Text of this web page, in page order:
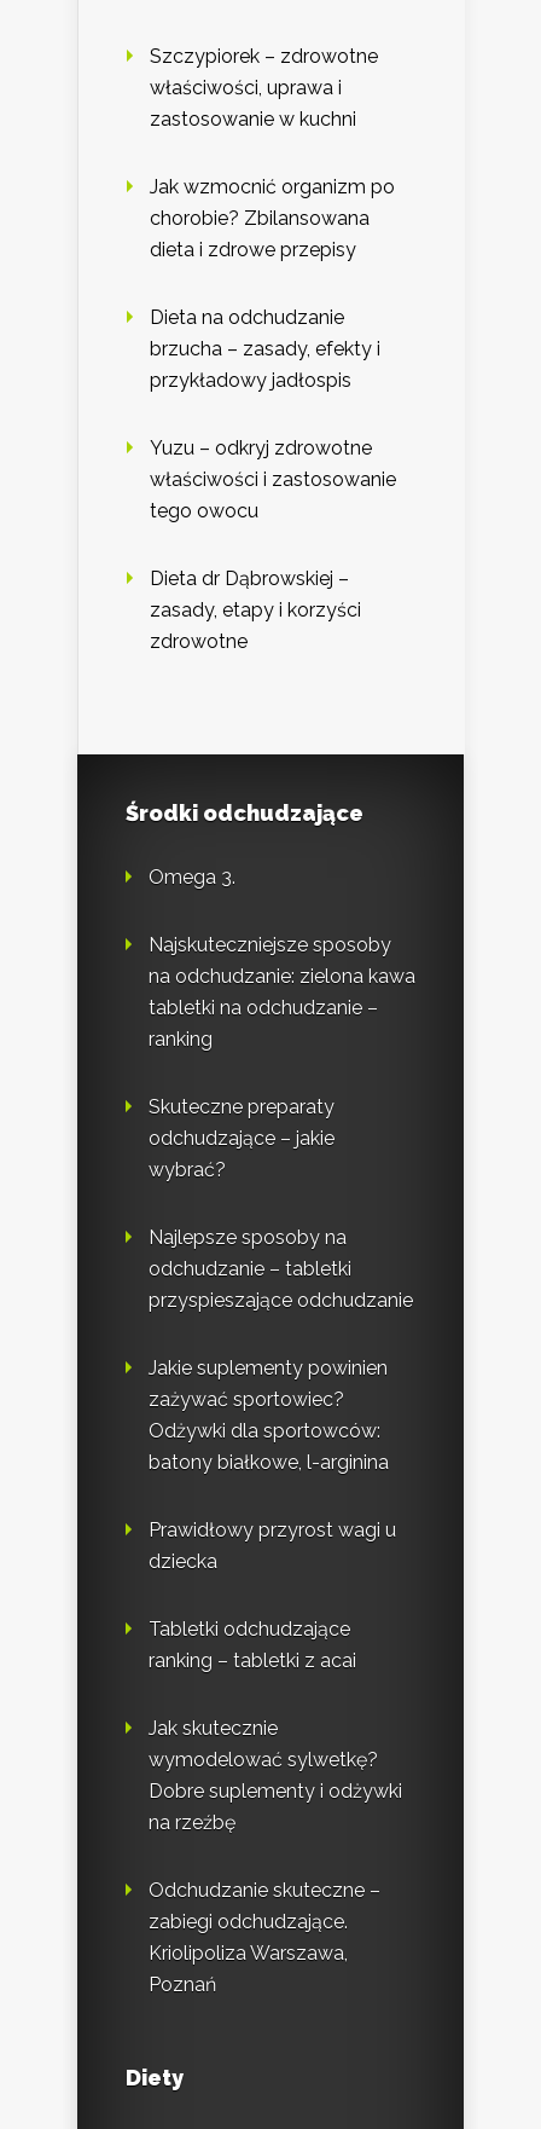
Szczypiorek – zdrowotne
właściwości, uprawa i
zastosowanie w kuchni
Jak wzmocnić organizm po
chorobie? Zbilansowana
dieta i zdrowe przepisy
Dieta na odchudzanie
brzucha – zasady, efekty i
przykładowy jadłospis
Yuzu – odkryj zdrowotne
właściwości i zastosowanie
tego owocu
Dieta dr Dąbrowskiej –
zasady, etapy i korzyści
zdrowotne
Środki odchudzające
Omega 3.
Najskuteczniejsze sposoby
na odchudzanie: zielona kawa
tabletki na odchudzanie –
ranking
Skuteczne preparaty
odchudzające – jakie
wybrać?
Najlepsze sposoby na
odchudzanie – tabletki
przyspieszające odchudzanie
Jakie suplementy powinien
zażywać sportowiec?
Odżywki dla sportowców:
batony białkowe, l-arginina
Prawidłowy przyrost wagi u
dziecka
Tabletki odchudzające
ranking – tabletki z acai
Jak skutecznie
wymodelować sylwetkę?
Dobre suplementy i odżywki
na rzeźbę
Odchudzanie skuteczne –
zabiegi odchudzające.
Kriolipoliza Warszawa,
Poznań
Diety